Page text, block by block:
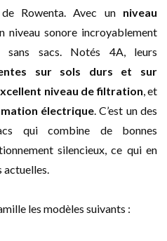
Rowenta. Avec un niveau
niveau sonore incroyablement
sans sacs. Notés 4A, leurs
sur sols durs
et sur
niveau de filtration, et
électrique. C’est un des
qui combine de bonnes
silencieux, ce qui en
actuelles.
les modèles suivants :